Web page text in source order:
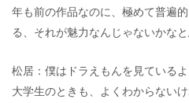
年も前の作品なのに、極めて普遍
る、それが魅力なんじゃないかなと
松居：僕はドラえもんを見ている
大学生のときも、よくわからない